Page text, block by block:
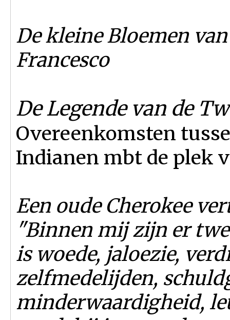
De kleine Bloemen
Francesco
De Legende van de
Overeenkomsten
Indianen mbt de plek
Een oude Cherokee
"Binnen mij zijn er
is woede, jaloezie,
zelfmedelijden,
minderwaardigheid,